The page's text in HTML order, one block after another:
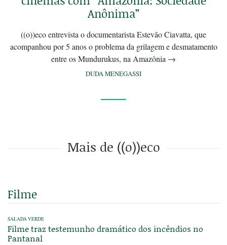
Anônima”
((o))eco entrevista o documentarista Estevão Ciavatta, que
acompanhou por 5 anos o problema da grilagem e desmatamento
entre os Mundurukus, na Amazônia →
DUDA MENEGASSI
Mais de ((o))eco
Filme
SALADA VERDE
Filme traz testemunho dramático dos incêndios no
Pantanal